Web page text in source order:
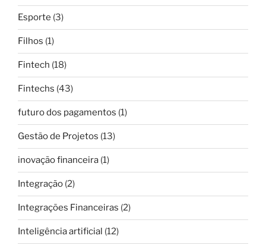
Esporte (3)
Filhos (1)
Fintech (18)
Fintechs (43)
futuro dos pagamentos (1)
Gestão de Projetos (13)
inovação financeira (1)
Integração (2)
Integrações Financeiras (2)
Inteligência artificial (12)